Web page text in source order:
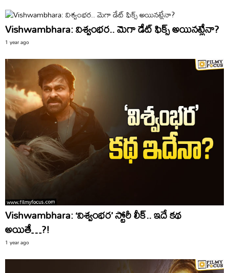
Vishwambhara: విశ్వంభర.. మెగా డేట్ ఫిక్స్ అయినట్లేనా?
1 year ago
Vishwambhara: ‘విశ్వంభర’ స్టోరీ లీక్.. ఇదే కథ
అయితే…?!
1 year ago